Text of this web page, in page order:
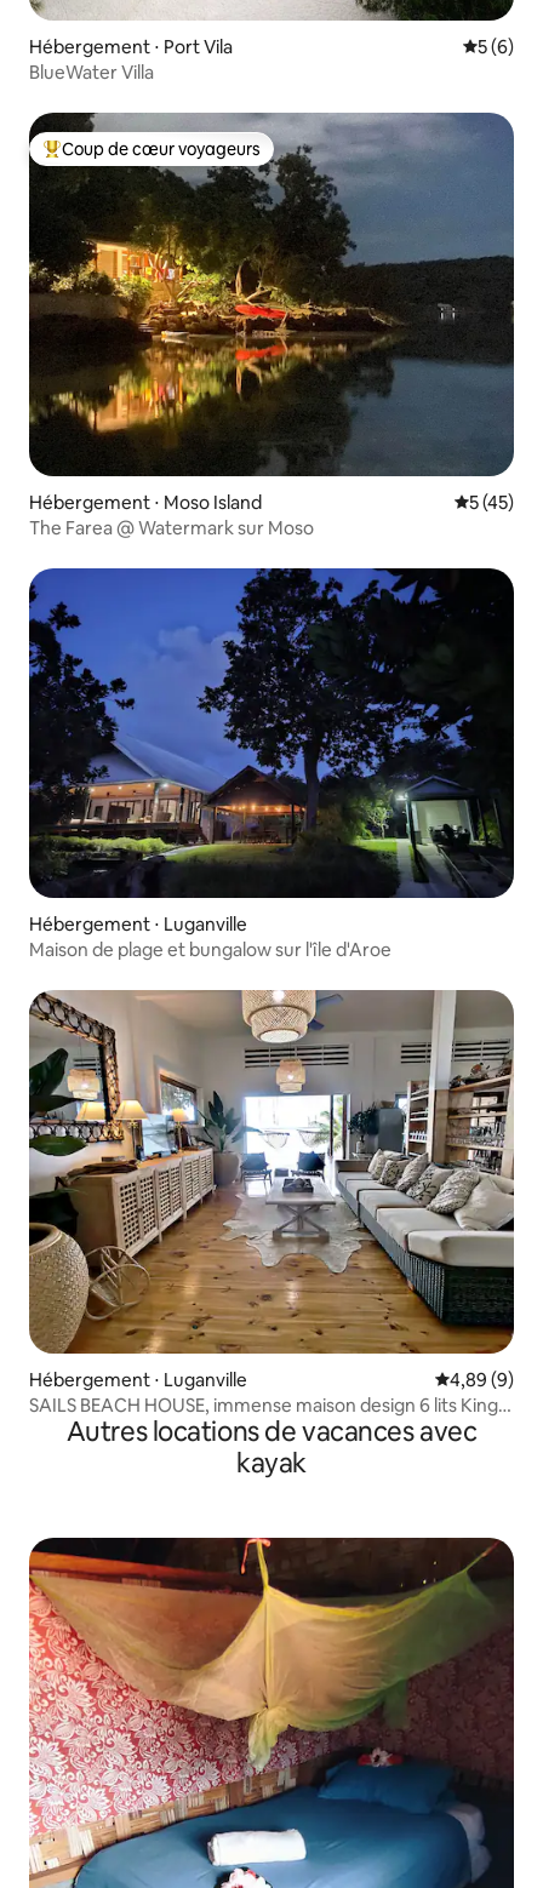
Hébergement ⋅ Port Vila
5 (6)
BlueWater Villa
Coups de cœur voyageurs les plus appréciés
Coup de cœur voyageurs
Hébergement ⋅ Moso Island
5 (45)
The Farea @ Watermark sur Moso
Hébergement ⋅ Luganville
Maison de plage et bungalow sur l'île d'Aroe
Hébergement ⋅ Luganville Évaluation
4,89 (9)
SAILS BEACH HOUSE, immense maison design 6 lits King
Autres locations de vacances avec
kayak